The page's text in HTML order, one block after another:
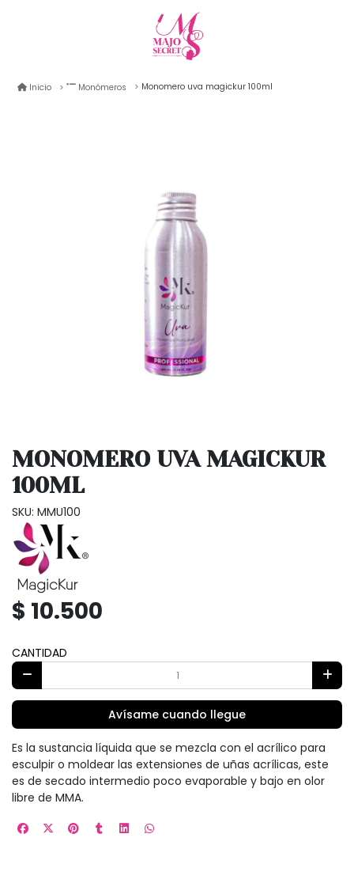
Inicio Monómeros Monomero uva magickur 100ml
MONOMERO UVA MAGICKUR
100ML
SKU: MMU100
$ 10.500
CANTIDAD
Avísame cuando llegue
Es la sustancia líquida que se mezcla con el acrílico para
esculpir o moldear las extensiones de uñas acrílicas, este
es de secado intermedio poco evaporable y bajo en olor
libre de MMA.